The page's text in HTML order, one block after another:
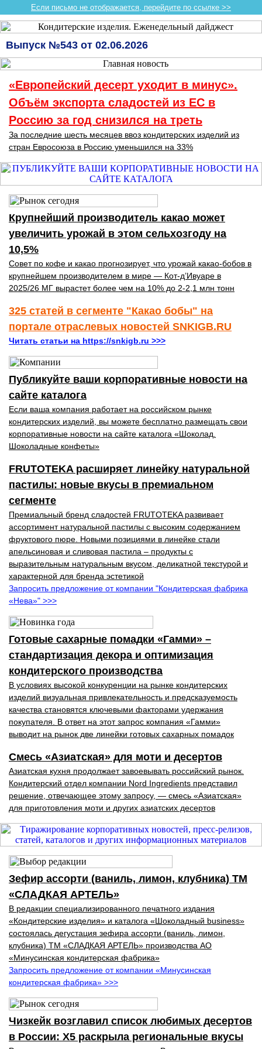
Если письмо не отображается, перейдите по ссылке >>
Выпуск №543 от 02.06.2026
«Европейский десерт уходит в минус».
Объём экспорта сладостей из ЕС в
Россию за год снизился на треть
За последние шесть месяцев ввоз кондитерских изделий из
стран Евросоюза в Россию уменьшился на 33%
Крупнейший производитель какао может
увеличить урожай в этом сельхозгоду на
10,5%
Совет по кофе и какао прогнозирует, что урожай какао-бобов в
крупнейшем производителем в мире — Кот-д’Ивуаре в
2025/26 МГ вырастет более чем на 10% до 2-2,1 млн тонн
325 статей в сегменте "Какао бобы" на
портале отраслевых новостей SNKIGB.RU
Читать статьи на https://snkigb.ru >>>
Публикуйте ваши корпоративные новости на
сайте каталога
Если ваша компания работает на российском рынке
кондитерских изделий, вы можете бесплатно размещать свои
корпоративные новости на сайте каталога «Шоколад.
Шоколадные конфеты»
FRUTOTEKA расширяет линейку натуральной
пастилы: новые вкусы в премиальном
сегменте
Премиальный бренд сладостей FRUTOTEKA развивает
ассортимент натуральной пастилы с высоким содержанием
фруктового пюре. Новыми позициями в линейке стали
апельсиновая и сливовая пастила – продукты с
выразительным натуральным вкусом, деликатной текстурой и
характерной для бренда эстетикой
Запросить предложение от компании "Кондитерская фабрика
«Нева»" >>>
Готовые сахарные помадки «Гамми» –
стандартизация декора и оптимизация
кондитерского производства
В условиях высокой кон­куренции на рынке конди­терских
изделий визуальная привлекательность и пред­сказуемость
качества ста­новятся ключевыми факто­рами удержания
покупателя. В ответ на этот запрос компания «Гамми»
выводит на рынок две линейки готовых сахарных помадок
Смесь «Азиатская» для моти и десертов
Азиатская кухня продолжает завоевывать российский рынок.
Кондитерский отдел компании Nord Ingredients представил
решение, отвечающее этому запросу, — смесь «Азиатская»
для приготовления моти и других азиатских десертов
Зефир ассорти (ваниль, лимон, клубника) ТМ
«СЛАДКАЯ АРТЕЛЬ»
В редакции специализированного печатного издания
«Кондитерские изделия» и каталога «Шоколадный business»
состоялась дегустация зефира ассорти (ваниль, лимон,
клубника) ТМ «СЛАДКАЯ АРТЕЛЬ» производства АО
«Минусинская кондитерская фабрика»
Запросить предложение от компании «Минусинская
кондитерская фабрика» >>>
Чизкейк возглавил список любимых десертов
в России: X5 раскрыла региональные вкусы